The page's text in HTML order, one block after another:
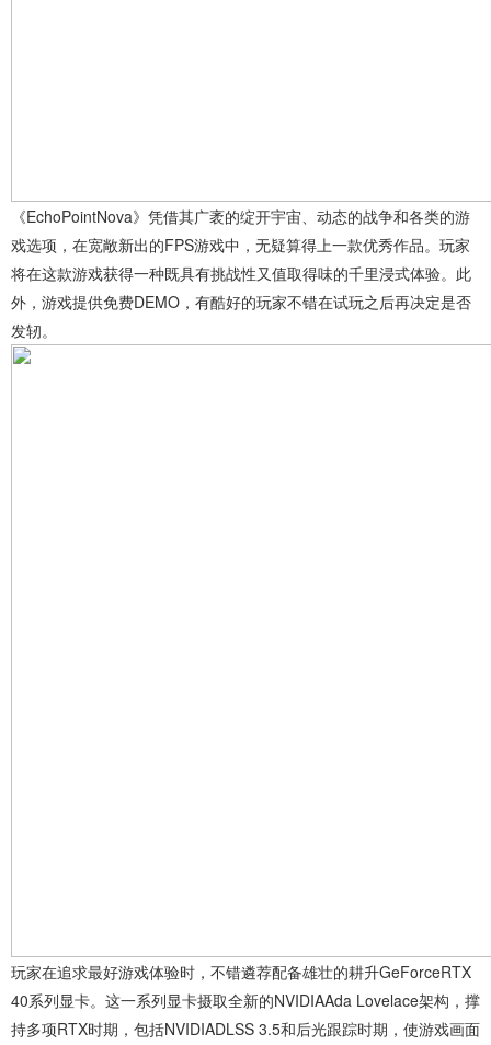
《EchoPointNova》凭借其广袤的绽开宇宙、动态的战争和各类的游
戏选项，在宽敞新出的FPS游戏中，无疑算得上一款优秀作品。玩家
将在这款游戏获得一种既具有挑战性又值取得味的千里浸式体验。此
外，游戏提供免费DEMO，有酷好的玩家不错在试玩之后再决定是否
发轫。
玩家在追求最好游戏体验时，不错遴荐配备雄壮的耕升GeForceRTX
40系列显卡。这一系列显卡摄取全新的NVIDIAAda Lovelace架构，撑
持多项RTX时期，包括NVIDIADLSS 3.5和后光跟踪时期，使游戏画面